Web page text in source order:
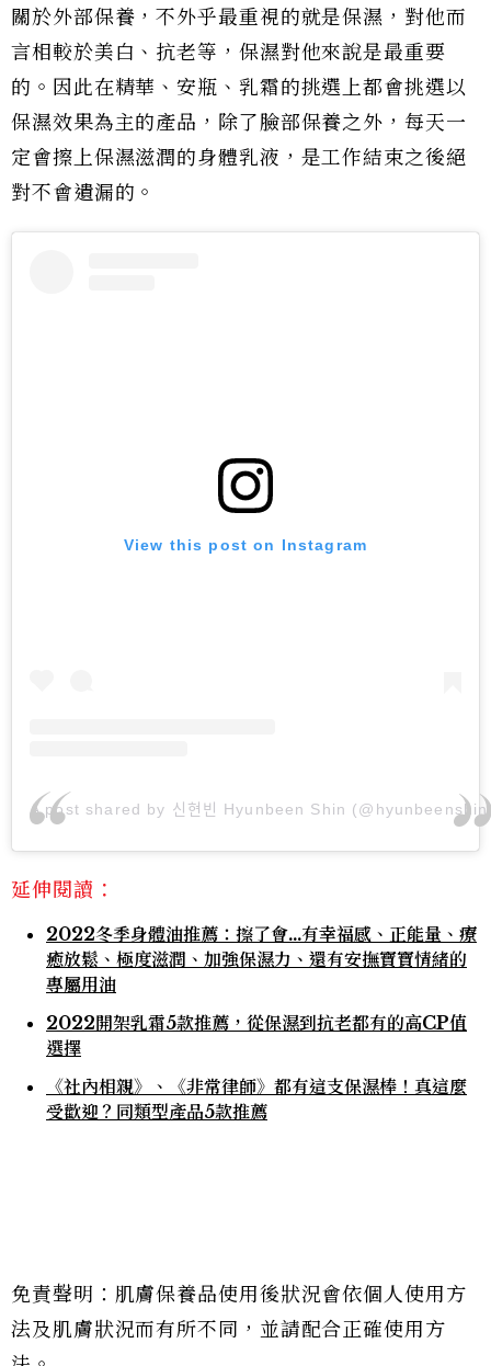
關於外部保養，不外乎最重視的就是保濕，對他而
言相較於美白、抗老等，保濕對他來說是最重要
的。因此在精華、安瓶、乳霜的挑選上都會挑選以
保濕效果為主的產品，除了臉部保養之外，每天一
定會擦上保濕滋潤的身體乳液，是工作結束之後絕
對不會遺漏的。
View this post on Instagram
A post shared by 신현빈 Hyunbeen Shin
延伸閱讀：
2022冬季身體油推薦：擦了會…有幸福感、正能量、療
癒放鬆、極度滋潤、加強保濕力、還有安撫寶寶情緒的
專屬用油
2022開架乳霜5款推薦，從保濕到抗老都有的高CP值
選擇
《社內相親》、《非常律師》都有這支保濕棒！真這麼
受歡迎？同類型產品5款推薦
免責聲明：肌膚保養品使用後狀況會依個人使用方
法及肌膚狀況而有所不同，並請配合正確使用方